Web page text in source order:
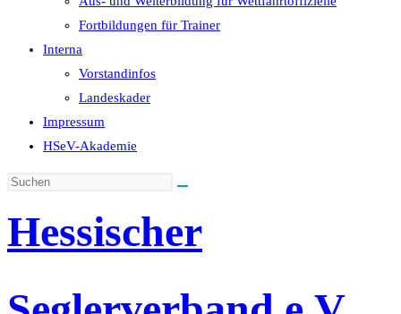
Fortbildungen für Trainer
Interna
Vorstandinfos
Landeskader
Impressum
HSeV-Akademie
Hessischer